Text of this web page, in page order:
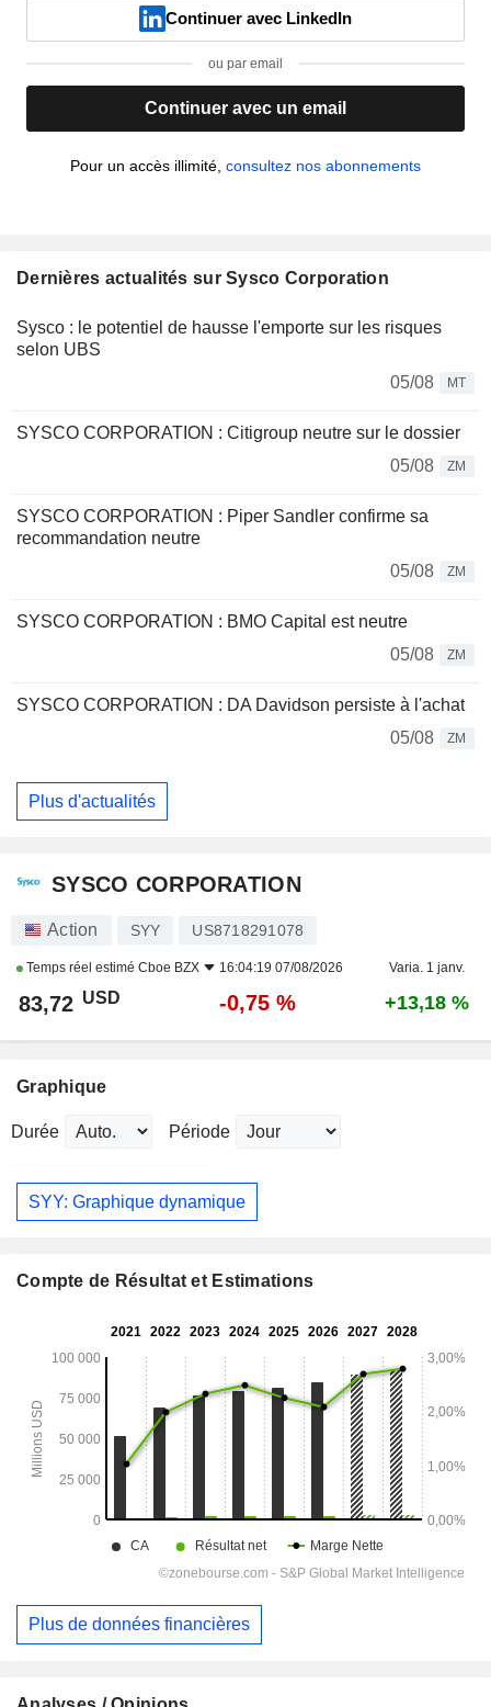
Continuer avec LinkedIn
ou par email
Continuer avec un email
Pour un accès illimité, consultez nos abonnements
Dernières actualités sur Sysco Corporation
Sysco : le potentiel de hausse l'emporte sur les risques
selon UBS
05/08
MT
SYSCO CORPORATION : Citigroup neutre sur le dossier
05/08
ZM
SYSCO CORPORATION : Piper Sandler confirme sa
recommandation neutre
05/08
ZM
SYSCO CORPORATION : BMO Capital est neutre
05/08
ZM
SYSCO CORPORATION : DA Davidson persiste à l'achat
05/08
ZM
Plus d'actualités
SYSCO CORPORATION
Action SYY US8718291078
Temps réel estimé Cboe BZX 16:04:19 07/08/2026 Varia. 1 janv.
83,72 USD -0,75 % +13,18 %
Graphique
Durée Période
SYY: Graphique dynamique
Compte de Résultat et Estimations
Plus de données financières